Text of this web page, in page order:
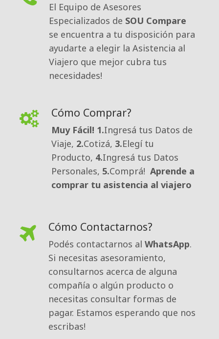
El Equipo de Asesores
Especializados de SOU Compare
se encuentra a tu disposición para
ayudarte a elegir la Asistencia al
Viajero que mejor cubra tus
necesidades!
Cómo Comprar?
Muy Fácil! 1.Ingresá tus Datos de
Viaje, 2.Cotizá, 3.Elegí tu
Producto, 4.Ingresá tus Datos
Personales, 5.Comprá! Aprende a
comprar tu asistencia al viajero
Cómo Contactarnos?
Podés contactarnos al WhatsApp.
Si necesitas asesoramiento,
consultarnos acerca de alguna
compañía o algún producto o
necesitas consultar formas de
pagar. Estamos esperando que nos
escribas!